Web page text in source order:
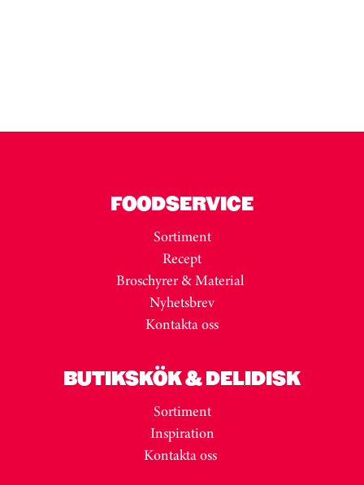
FOODSERVICE
Sortiment
Recept
Broschyrer & Material
Nyhetsbrev
Kontakta oss
BUTIKSKÖK & DELIDISK
Sortiment
Inspiration
Kontakta oss